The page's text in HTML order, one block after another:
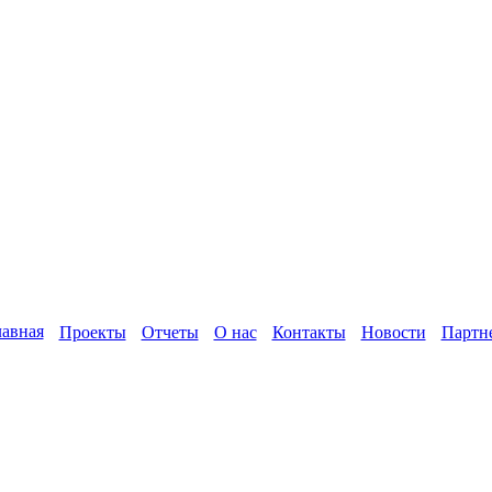
Проекты Отчеты О нас Контакты Новости